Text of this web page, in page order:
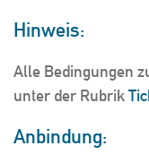
Hinweis:
Alle Bedingungen
unter der Rubrik
Anbindung: